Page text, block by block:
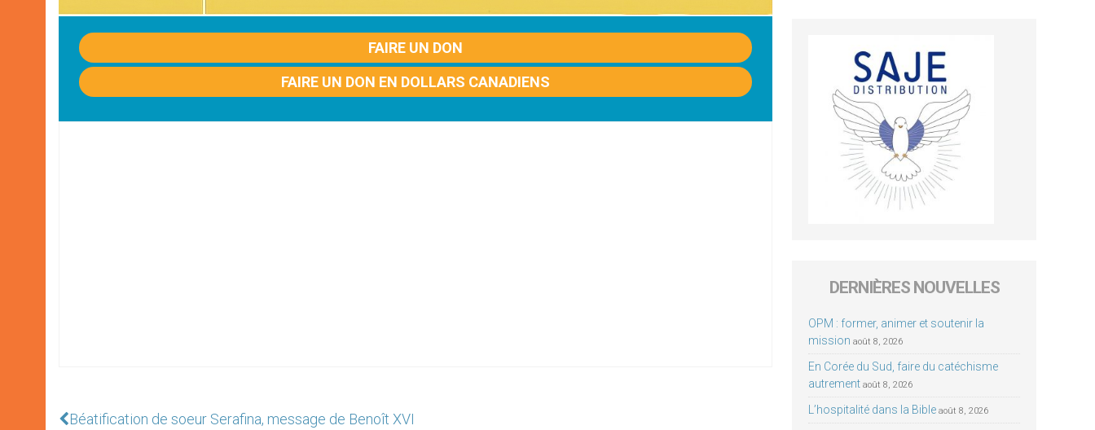
FAIRE UN DON
FAIRE UN DON EN DOLLARS CANADIENS
Béatification de soeur Serafina, message de Benoît XVI
DERNIÈRES NOUVELLES
OPM : former, animer et soutenir la
mission août 8, 2026
En Corée du Sud, faire du catéchisme
autrement août 8, 2026
L’hospitalité dans la Bible août 8, 2026